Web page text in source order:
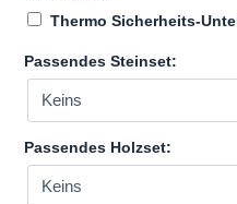
Thermo Sicherheits-
Passendes Steinset:
Passendes Holzset: